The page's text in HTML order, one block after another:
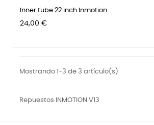
Inner tube 22 inch Inmotion...
Precio
24,00 €
Mostrando 1-3 de 3 artículo(s)
Repuestos INMOTION V13